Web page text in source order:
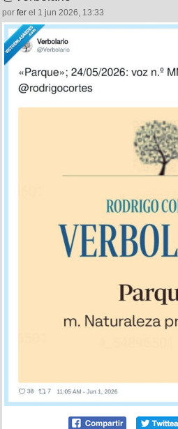
por fer el 1 jun 2026, 13:33